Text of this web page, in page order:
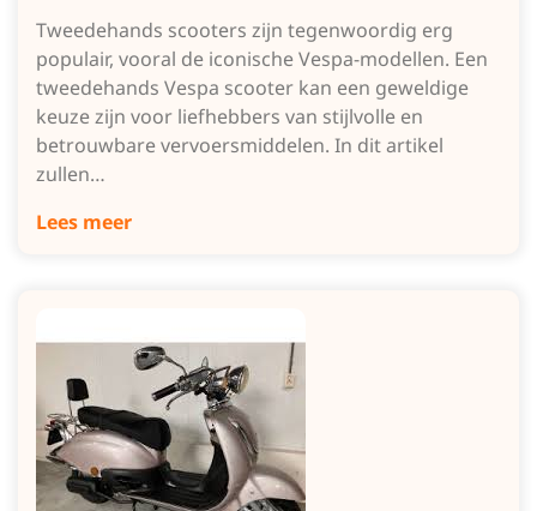
Tweedehands scooters zijn tegenwoordig erg
populair, vooral de iconische Vespa-modellen. Een
tweedehands Vespa scooter kan een geweldige
keuze zijn voor liefhebbers van stijlvolle en
betrouwbare vervoersmiddelen. In dit artikel
zullen…
Lees meer